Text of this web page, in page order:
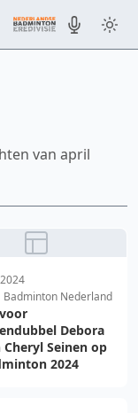
van april
Badminton Nederland
Debora
Cheryl Seinen op
2024